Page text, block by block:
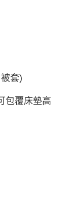
套)
包覆床墊高